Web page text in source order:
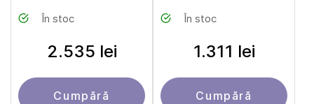
În stoc
2.535 lei
Cumpără
În stoc
1.311 lei
Cumpără